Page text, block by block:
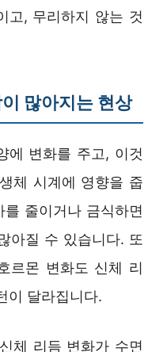
고, 무리하지 않는 것
많아지는 현상
에 변화를 주고, 이것
체 시계에 영향을 줍
줄이거나 금식하면
아질 수 있습니다. 또
르몬 변화도 신체 리
이 달라집니다.
체 리듬 변화가 수면